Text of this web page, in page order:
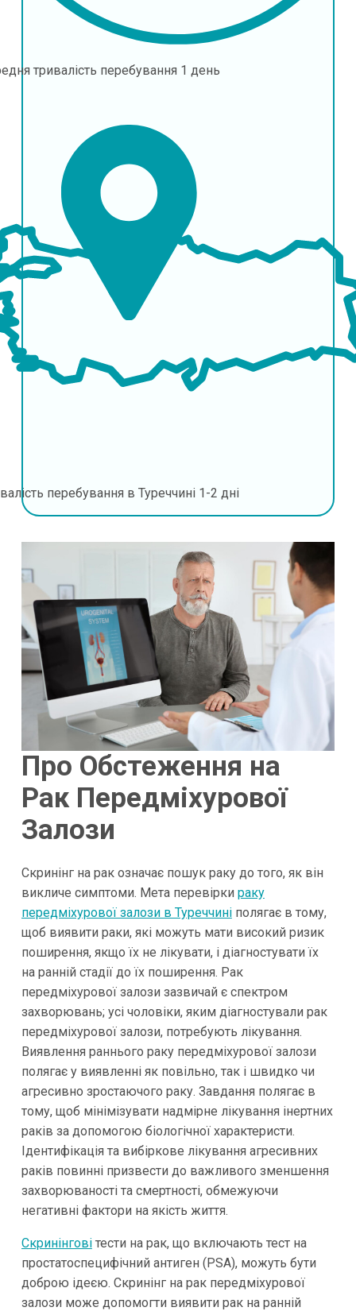
тривалість перебування 1 день
перебування в Туреччині 1-2 дні
Про Обстеження на
Рак Передміхурової
Залози
Скринінг на рак означає пошук раку до того, як він
викличе симптоми. Мета перевірки раку
передміхурової залози в Туреччиніполягає в тому,
щоб виявити раки, які можуть мати високий ризик
поширення, якщо їх не лікувати, і діагностувати їх
на ранній стадії до їх поширення. Рак
передміхурової залози зазвичай є спектром
захворювань; усі чоловіки, яким діагностували рак
передміхурової залози, потребують лікування.
Виявлення раннього раку передміхурової залози
полягає у виявленні як повільно, так і швидко чи
агресивно зростаючого раку. Завдання полягає в
тому, щоб мінімізувати надмірне лікування інертних
раків за допомогою біологічної характеристи.
Ідентифікація та вибіркове лікування агресивних
раків повинні призвести до важливого зменшення
захворюваності та смертності, обмежуючи
негативні фактори на якість життя.
Скринінговітести на рак, що включають тест на
простатоспецифічний антиген (PSA), можуть бути
доброю ідеєю. Скринінг на рак передміхурової
залози може допомогти виявити рак на ранній